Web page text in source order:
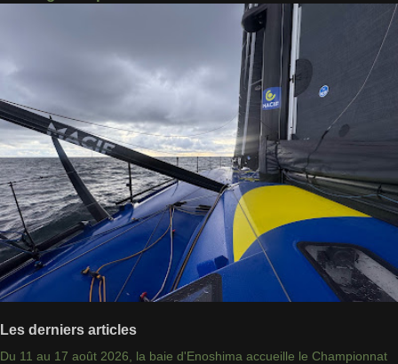
Les derniers articles
Du 11 au 17 août 2026, la baie d'Enoshima accueille le Championnat